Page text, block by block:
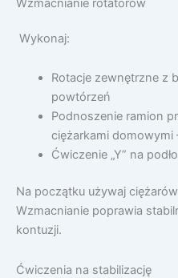
Wykonaj:
Rotacje zewnętrzne z
powtórzeń
Podnoszenie ramion
ciężarkami domowymi
Ćwiczenie „Y” na
Na początku używaj
Wzmacnianie poprawia
kontuzji.
Ćwiczenia na stabilizację